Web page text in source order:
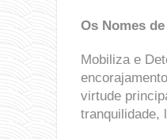
Os Nomes
Mobiliza e
virtude
tranquilidade,